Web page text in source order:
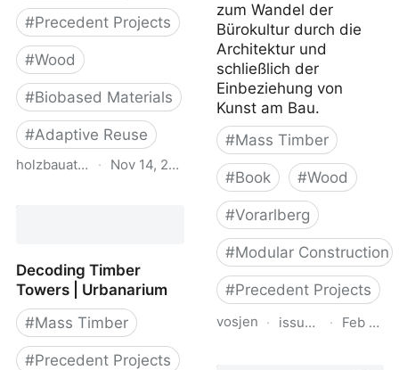
#Precedent Projects
#Wood
#Biobased Materials
#Adaptive Reuse
holzbauatlas.de
· Nov 14, 2025
Decoding Timber
Towers | Urbanarium
#Mass Timber
#Precedent Projects
zum Wandel der
Bürokultur durch die
Architektur und
schließlich der
Einbeziehung von
Kunst am Bau.
#Mass Timber
#Book #Wood
#Vorarlberg
#Modular Construction
#Precedent Projects
vosjen · issuu.com
· Feb 19,